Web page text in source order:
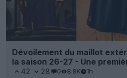
Dévoilement du maillot
la saison 26-27 - Une
42 28 0 8.8K 1h